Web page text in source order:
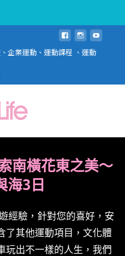
企業運動、運動課程 、運動
南橫花東之美～
海3 日
經驗，針對您的喜好，安
了其他運動項目，文化體
玩出不一樣的人生，我們